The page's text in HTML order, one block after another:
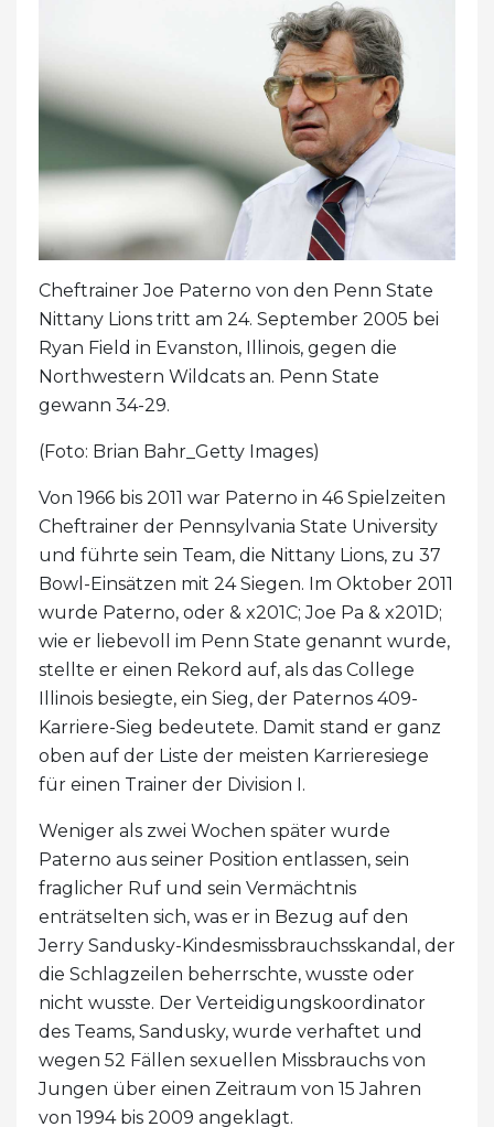
Cheftrainer Joe Paterno von den Penn State
Nittany Lions tritt am 24. September 2005 bei
Ryan Field in Evanston, Illinois, gegen die
Northwestern Wildcats an. Penn State
gewann 34-29.
(Foto: Brian Bahr_Getty Images)
Von 1966 bis 2011 war Paterno in 46 Spielzeiten
Cheftrainer der Pennsylvania State University
und führte sein Team, die Nittany Lions, zu 37
Bowl-Einsätzen mit 24 Siegen. Im Oktober 2011
wurde Paterno, oder & x201C; Joe Pa & x201D;
wie er liebevoll im Penn State genannt wurde,
stellte er einen Rekord auf, als das College
Illinois besiegte, ein Sieg, der Paternos 409-
Karriere-Sieg bedeutete. Damit stand er ganz
oben auf der Liste der meisten Karrieresiege
für einen Trainer der Division I.
Weniger als zwei Wochen später wurde
Paterno aus seiner Position entlassen, sein
fraglicher Ruf und sein Vermächtnis
enträtselten sich, was er in Bezug auf den
Jerry Sandusky-Kindesmissbrauchsskandal, der
die Schlagzeilen beherrschte, wusste oder
nicht wusste. Der Verteidigungskoordinator
des Teams, Sandusky, wurde verhaftet und
wegen 52 Fällen sexuellen Missbrauchs von
Jungen über einen Zeitraum von 15 Jahren
von 1994 bis 2009 angeklagt.